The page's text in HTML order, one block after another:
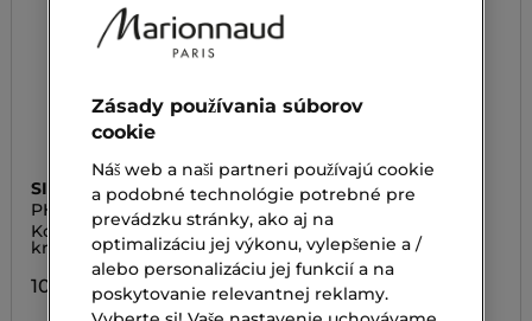
SISLEY
PHYTO-CERNES ÉCLAT
Korektor na tmavé
kruhy pod očami
107,00 €
NAM
SMART FLAWLESS
FOUNDATION
Make -up
16,90 €
Zásady používania súborov
cookie
Náš web a naši partneri používajú cookie
a podobné technológie potrebné pre
prevádzku stránky, ako aj na
optimalizáciu jej výkonu, vylepšenie a /
alebo personalizáciu jej funkcií a na
poskytovanie relevantnej reklamy.